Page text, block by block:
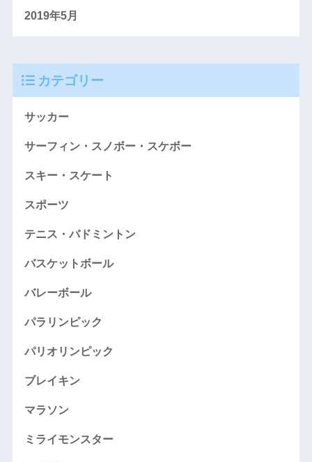
2019年5月
カテゴリー
サッカー
サーフィン・スノボー・スケボー
スキー・スケート
スポーツ
テニス・バドミントン
バスケットボール
バレーボール
パラリンピック
パリオリンピック
ブレイキン
マラソン
ミライモンスター